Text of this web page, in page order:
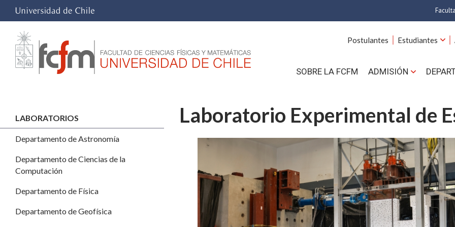
Postulantes Estudiantes
SOBRE LA FCFM ADMISIÓN
LABORATORIOS
Departamento de Astronomía
Departamento de Ciencias de la
Computación
Departamento de Física
Departamento de Geofísica
Laboratorio Experimental de